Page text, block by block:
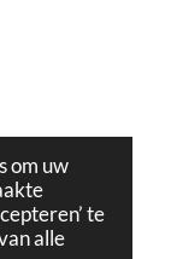
om uw
te
alle